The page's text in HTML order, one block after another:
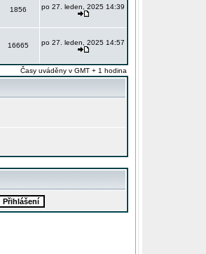
1856 po 27. leden, 2025 14:39
16665 po 27. leden, 2025 14:57
Časy uváděny v GMT + 1 hodina